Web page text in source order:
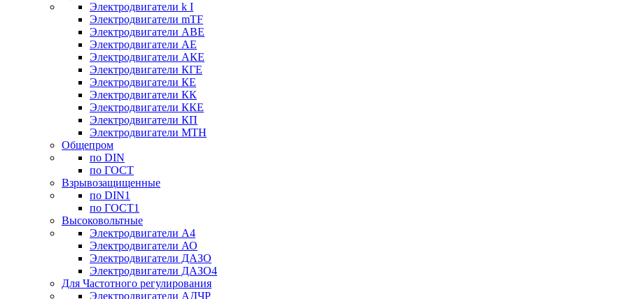
Электродвигатели k I
Электродвигатели mTF
Электродвигатели АВЕ
Электродвигатели АЕ
Электродвигатели АКЕ
Электродвигатели КГЕ
Электродвигатели КЕ
Электродвигатели КК
Электродвигатели ККЕ
Электродвигатели КП
Электродвигатели МТН
Общепром
по DIN
по ГОСТ
Взрывозащищенные
по DIN1
по ГОСТ1
Высоковольтные
Электродвигатели А4
Электродвигатели АО
Электродвигатели ДАЗО
Электродвигатели ДАЗО4
Для Частотного регулирования
Электродвигатели АДЧР